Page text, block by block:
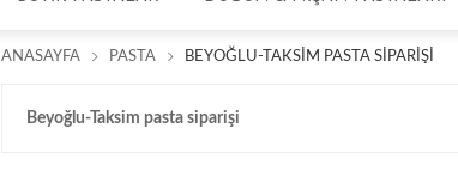
ANASAYFA PASTA BEYOĞLU-TAKSIM PASTA SIPARIŞI
Beyoğlu-Taksim pasta siparişi